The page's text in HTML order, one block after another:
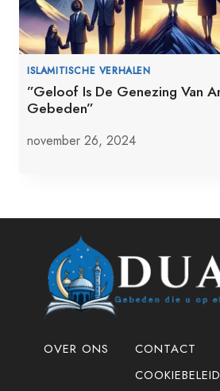
ISLAMITISCHE VERHALEN
”Geloof Is De Genezing Van
Gebeden”
november 26, 2024
OVER ONS CONTACT
COOKIEBELEID